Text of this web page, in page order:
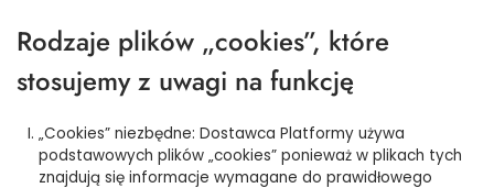
Rodzaje plików „cookies”, które
stosujemy z uwagi na funkcję
„Cookies” niezbędne: Dostawca Platformy używa
podstawowych plików „cookies” ponieważ w plikach tych
znajdują się informacje wymagane do prawidłowego